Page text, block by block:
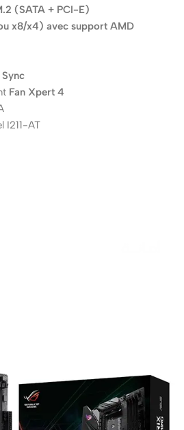
(SATA + PCI-E)
x8/x4) avec support AMD
Fan Xpert 4
I211-AT